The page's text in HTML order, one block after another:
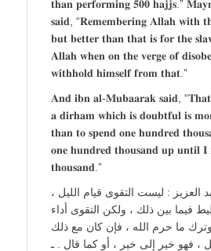
𝐭𝐡𝐚𝐧 𝐩𝐞𝐫𝐟𝐨𝐫𝐦𝐢𝐧𝐠 𝟓𝟎𝟎 𝐡𝐚𝐣𝐣𝐬.”
𝐬𝐚𝐢𝐝, “𝐑𝐞𝐦𝐞𝐦𝐛𝐞𝐫𝐢𝐧𝐠 𝐀𝐥𝐥𝐚𝐡 𝐰𝐢𝐭𝐡
𝐛𝐮𝐭 𝐛𝐞𝐭𝐭𝐞𝐫 𝐭𝐡𝐚𝐧 𝐭𝐡𝐚𝐭 𝐢𝐬 𝐟𝐨𝐫 𝐭𝐡𝐞
𝐀𝐥𝐥𝐚𝐡 𝐰𝐡𝐞𝐧 𝐨𝐧 𝐭𝐡𝐞 𝐯𝐞𝐫𝐠𝐞 𝐨𝐟
𝐰𝐢𝐭𝐡𝐡𝐨𝐥𝐝 𝐡𝐢𝐦𝐬𝐞𝐥𝐟 𝐟𝐫𝐨𝐦 𝐭𝐡𝐚𝐭.”
𝐀𝐧𝐝 𝐢𝐛𝐧 𝐚𝐥-𝐌𝐮𝐛𝐚𝐚𝐫𝐚𝐤 𝐬𝐚𝐢𝐝, “𝐓𝐡𝐚𝐭
𝐚 𝐝𝐢𝐫𝐡𝐚𝐦 𝐰𝐡𝐢𝐜𝐡 𝐢𝐬 𝐝𝐨𝐮𝐛𝐭𝐟𝐮𝐥 𝐢𝐬
𝐭𝐡𝐚𝐧 𝐭𝐨 𝐬𝐩𝐞𝐧𝐝 𝐨𝐧𝐞 𝐡𝐮𝐧𝐝𝐫𝐞𝐝
𝐨𝐧𝐞 𝐡𝐮𝐧𝐝𝐫𝐞𝐝 𝐭𝐡𝐨𝐮𝐬𝐚𝐧𝐝 𝐮𝐩 𝐮𝐧𝐭𝐢𝐥 𝐈
𝐭𝐡𝐨𝐮𝐬𝐚𝐧𝐝.”
العزيز : ليست التقوى قيام الليل ،
فيما بين ذلك ، ولكن التقوى أداء
ما حرم الله ، فإن كان مع ذلك
، فهو خير إلى خير ، أو كما قال . ـ